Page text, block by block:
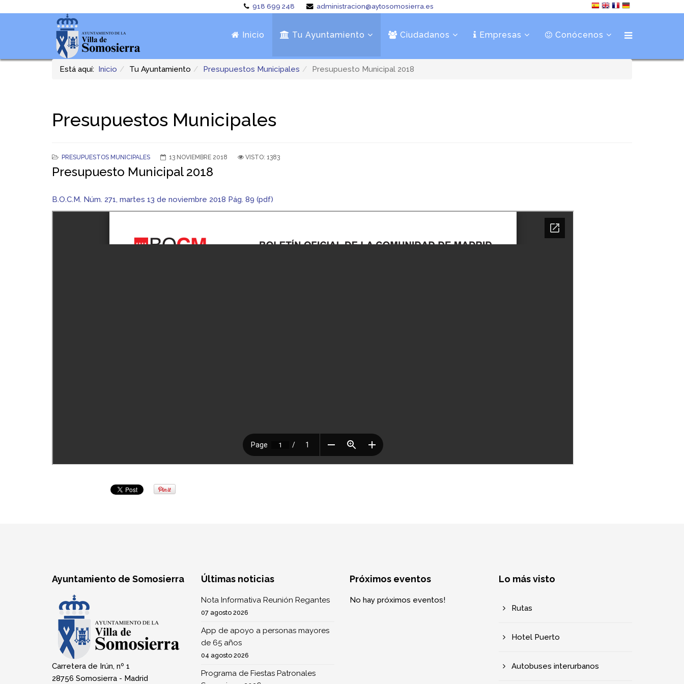
918 699 248 administracion@aytosomosierra.es
Inicio Tu Ayuntamiento Ciudadanos Empresas Conócenos
Está aquí: Inicio Tu Ayuntamiento Presupuestos Municipales Presupuesto Municipal 2018
Presupuestos Municipales
PRESUPUESTOS MUNICIPALES 13 NOVIEMBRE 2018 VISTO: 1383
Presupuesto Municipal 2018
B.O.C.M. Núm. 271, martes 13 de noviembre 2018 Pág. 89 (pdf)
Ayuntamiento de Somosierra
Carretera de Irún, nº 1
28756 Somosierra - Madrid
Últimas noticias
Nota Informativa Reunión Regantes
07 agosto 2026
App de apoyo a personas mayores
de 65 años
04 agosto 2026
Programa de Fiestas Patronales
Próximos eventos
No hay próximos eventos!
Lo más visto
Rutas
Hotel Puerto
Autobuses interurbanos